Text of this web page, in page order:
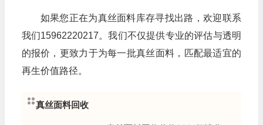
如果您正在为真丝面料库存寻找出路，欢迎联系
我们15962220217。我们不仅提供专业的评估与透明
的报价，更致力于为每一批真丝面料，匹配最适宜的
再生价值路径。
真丝面料回收